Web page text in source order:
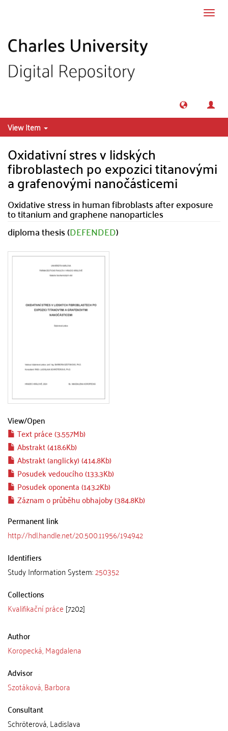
View Item
Oxidativní stres v lidských
fibroblastech po expozici titanovými
a grafenovými nanočásticemi
Oxidative stress in human fibroblasts after exposure
to titanium and graphene nanoparticles
diploma thesis (DEFENDED)
View/Open
Text práce (3.557Mb)
Abstrakt (418.6Kb)
Abstrakt (anglicky) (414.8Kb)
Posudek vedoucího (133.3Kb)
Posudek oponenta (143.2Kb)
Záznam o průběhu obhajoby (384.8Kb)
Permanent link
http://hdl.handle.net/20.500.11956/194942
Identifiers
Study Information System:250352
Collections
Kvalifikační práce [7202]
Author
Koropecká, Magdalena
Advisor
Szotáková, Barbora
Consultant
Schröterová, Ladislava